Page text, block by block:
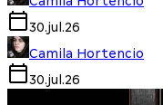
30.jul.26
Camila Hortencio
30.jul.26